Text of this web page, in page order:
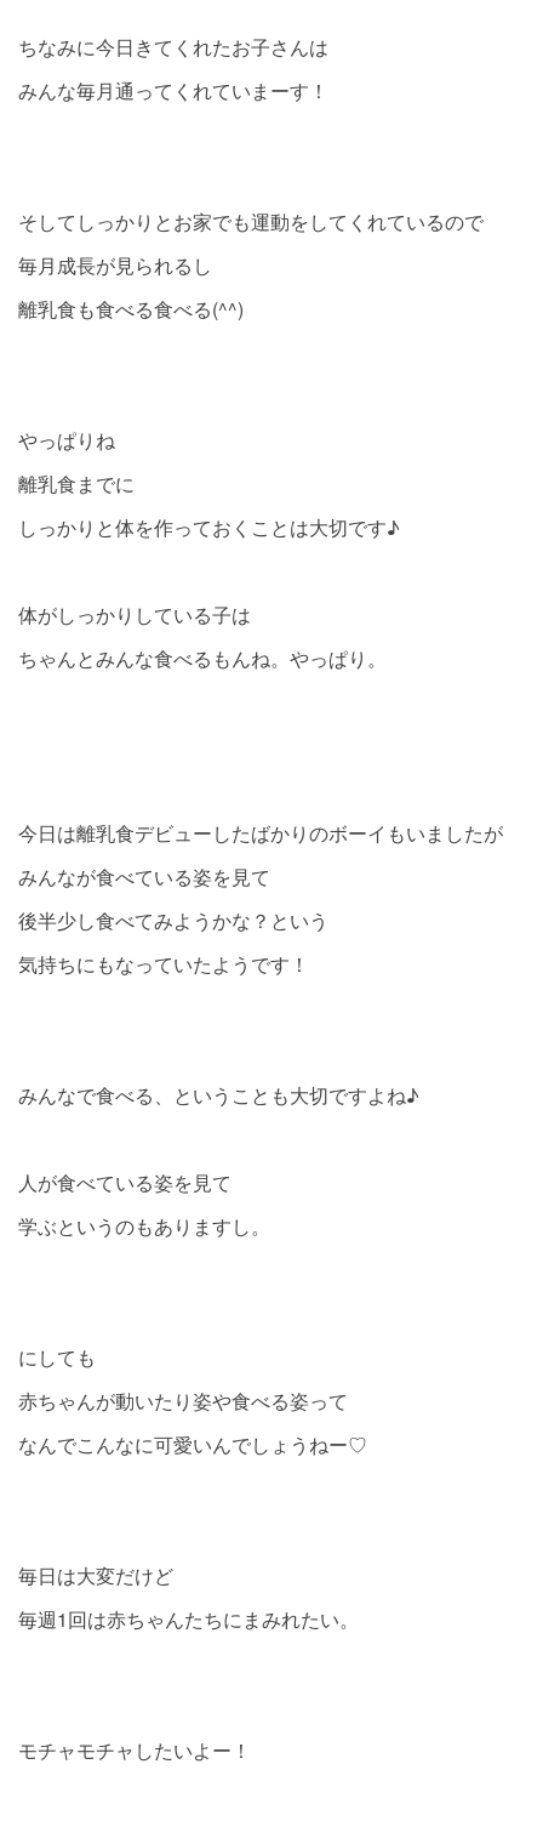
ちなみに今日きてくれたお子さんは
みんな毎月通ってくれていまーす！
そしてしっかりとお家でも運動をしてくれているので
毎月成長が見られるし
離乳食も食べる食べる(^^)
やっぱりね
離乳食までに
しっかりと体を作っておくことは大切です♪
体がしっかりしている子は
ちゃんとみんな食べるもんね。やっぱり。
今日は離乳食デビューしたばかりのボーイもいましたが
みんなが食べている姿を見て
後半少し食べてみようかな？という
気持ちにもなっていたようです！
みんなで食べる、ということも大切ですよね♪
人が食べている姿を見て
学ぶというのもありますし。
にしても
赤ちゃんが動いたり姿や食べる姿って
なんでこんなに可愛いんでしょうねー♡
毎日は大変だけど
毎週1回は赤ちゃんたちにまみれたい。
モチャモチャしたいよー！